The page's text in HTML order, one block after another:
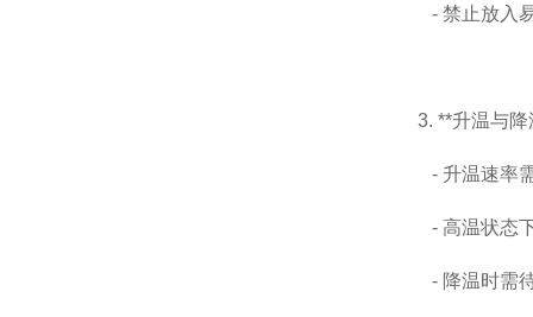
- 禁止放入
3. **升温与
- 升温速率
- 高温状态
- 降温时需